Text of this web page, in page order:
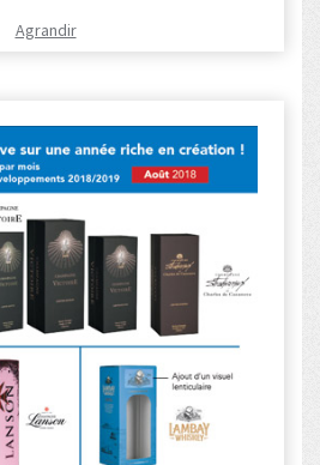
Agrandir